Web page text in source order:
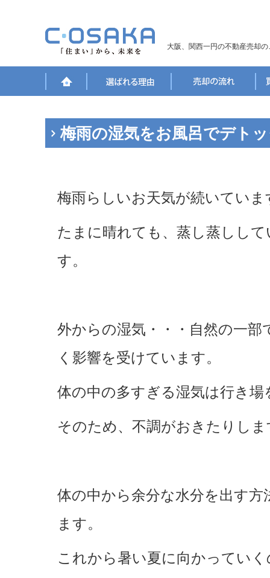
大阪、関西一円の不動産売却
梅雨の湿気をお風呂でデト
梅雨らしいお天気が続いていま
たまに晴れても、蒸し蒸しし
す。
外からの湿気・・・自然の一
く影響を受けています。
体の中の多すぎる湿気は行き
そのため、不調がおきたりし
体の中から余分な水分を出す
ます。
これから暑い夏に向かってい